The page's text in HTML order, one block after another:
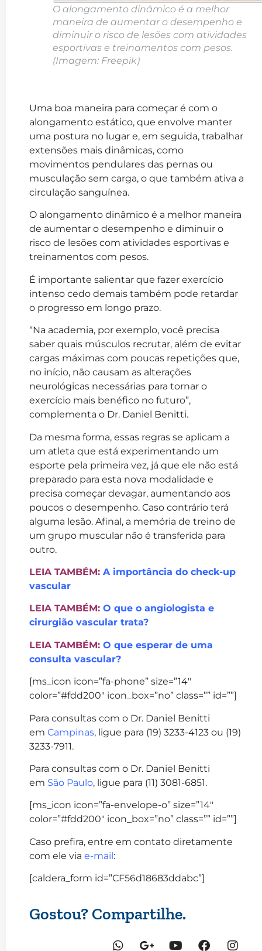
O alongamento dinâmico é a melhor
maneira de aumentar o desempenho e
diminuir o risco de lesões com atividades
esportivas e treinamentos com pesos.
(Imagem: Freepik)
Uma boa maneira para começar é com o
alongamento estático, que envolve manter
uma postura no lugar e, em seguida, trabalhar
extensões mais dinâmicas, como
movimentos pendulares das pernas ou
musculação sem carga, o que também ativa a
circulação sanguínea.
O alongamento dinâmico é a melhor maneira
de aumentar o desempenho e diminuir o
risco de lesões com atividades esportivas e
treinamentos com pesos.
É importante salientar que fazer exercício
intenso cedo demais também pode retardar
o progresso em longo prazo.
“Na academia, por exemplo, você precisa
saber quais músculos recrutar, além de evitar
cargas máximas com poucas repetições que,
no início, não causam as alterações
neurológicas necessárias para tornar o
exercício mais benéfico no futuro”,
complementa o Dr. Daniel Benitti.
Da mesma forma, essas regras se aplicam a
um atleta que está experimentando um
esporte pela primeira vez, já que ele não está
preparado para esta nova modalidade e
precisa começar devagar, aumentando aos
poucos o desempenho. Caso contrário terá
alguma lesão. Afinal, a memória de treino de
um grupo muscular não é transferida para
outro.
LEIA TAMBÉM: A importância do check-up
vascular
LEIA TAMBÉM: O que o angiologista e
cirurgião vascular trata?
LEIA TAMBÉM: O que esperar de uma
consulta vascular?
[ms_icon icon=”fa-phone” size=”14″
color=”#fdd200″ icon_box=”no” class=”” id=””]
Para consultas com o Dr. Daniel Benitti
em Campinas, ligue para (19) 3233-4123 ou (19)
3233-7911.
Para consultas com o Dr. Daniel Benitti
em São Paulo, ligue para (11) 3081-6851.
[ms_icon icon=”fa-envelope-o” size=”14″
color=”#fdd200″ icon_box=”no” class=”” id=””]
Caso prefira, entre em contato diretamente
com ele via e-mail:
[caldera_form id=”CF56d18683ddabc”]
Gostou? Compartilhe.